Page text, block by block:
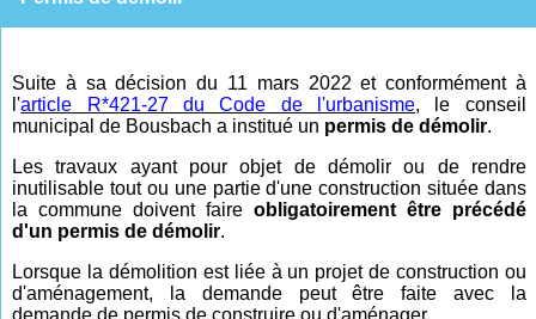
Suite à sa décision du 11 mars 2022 et conformément à
l'article R*421-27 du Code de l'urbanisme, le conseil
municipal de Bousbach a institué un permis de démolir.
Les travaux ayant pour objet de démolir ou de rendre
inutilisable tout ou une partie d'une construction située dans
la commune doivent faire obligatoirement être précédé
d'un permis de démolir.
Lorsque la démolition est liée à un projet de construction ou
d'aménagement, la demande peut être faite avec la
demande de permis de construire ou d'aménager.